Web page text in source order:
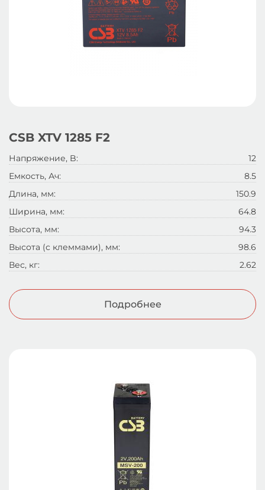
CSB XTV 1285 F2
Напряжение, B:
12
Емкость, Ач:
8.5
Длина, мм:
150.9
Ширина, мм:
64.8
Высота, мм:
94.3
Высота (с клеммами), мм:
98.6
Вес, кг:
2.62
Подробнее